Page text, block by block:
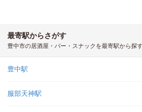
最寄駅からさがす
豊中市の居酒屋・バー・スナックを最寄駅から探
豊中駅
服部天神駅